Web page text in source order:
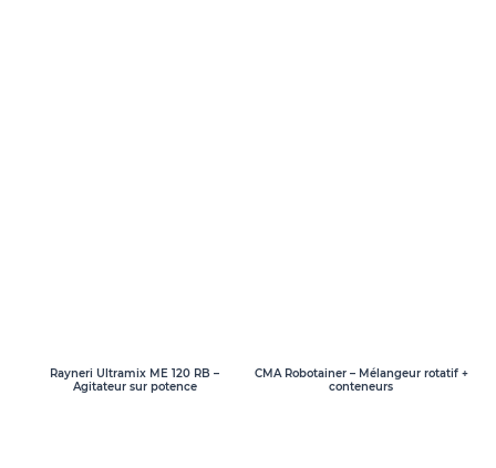
Rayneri Ultramix ME 120 RB –
Agitateur sur potence
CMA Robotainer – Mélangeur rotatif +
conteneurs